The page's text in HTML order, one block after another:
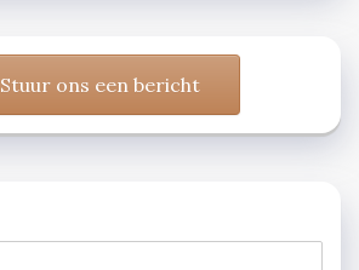
Stuur ons een bericht